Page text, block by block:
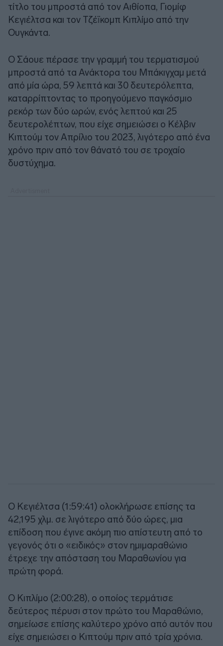
τίτλο του μπροστά από τον Αιθίοπα, Γιομίφ
Κεγιέλτσα και τον Τζέϊκομπ Κιπλίμο από την
Ουγκάντα.
Ο Σάουε πέρασε την γραμμή του τερματισμού
μπροστά από τα Ανάκτορα του Μπάκιγχαμ μετά
από μία ώρα, 59 λεπτά και 30 δευτερόλεπτα,
καταρρίπτοντας το προηγούμενο παγκόσμιο
ρεκόρ των δύο ωρών, ενός λεπτού και 25
δευτερολέπτων, που είχε σημειώσει ο Κέλβιν
Κιπτούμ τον Απρίλιο του 2023, λιγότερο από ένα
χρόνο πριν από τον θάνατό του σε τροχαίο
δυστύχημα.
Ο Κεγιέλτσα (1:59:41) ολοκλήρωσε επίσης τα
42,195 χλμ. σε λιγότερο από δύο ώρες, μια
επίδοση που έγινε ακόμη πιο απίστευτη από το
γεγονός ότι ο «ειδικός» στον ημιμαραθώνιο
έτρεχε την απόσταση του Μαραθωνίου για
πρώτη φορά.
Ο Κιπλίμο (2:00:28), ο οποίος τερμάτισε
δεύτερος πέρυσι στον πρώτο του Μαραθώνιο,
σημείωσε επίσης καλύτερο χρόνο από αυτόν που
είχε σημειώσει ο Κιπτούμ πριν από τρία χρόνια.